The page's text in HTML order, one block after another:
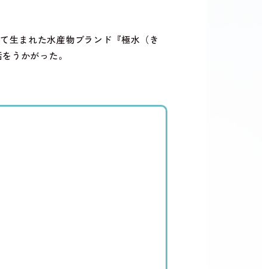
生まれた水産物ブランド『極水（き
うかがった。